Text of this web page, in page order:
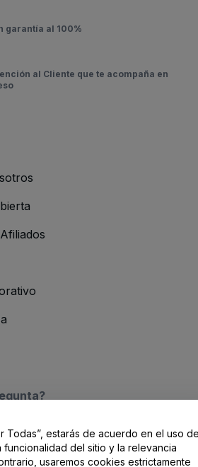
garantía al 100%
al Cliente que te acompaña en
/ Contacto
Todas”, estarás de acuerdo en el uso
del sitio y la relevancia
usaremos cookies estrictamente